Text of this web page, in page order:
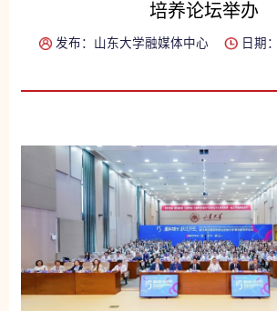
培养论坛举办
发布：山东大学融媒体中心 日期